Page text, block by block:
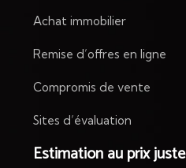
Achat immobilier
Remise d’offres en ligne
Compromis de vente
Sites d’évaluation
Estimation au prix juste